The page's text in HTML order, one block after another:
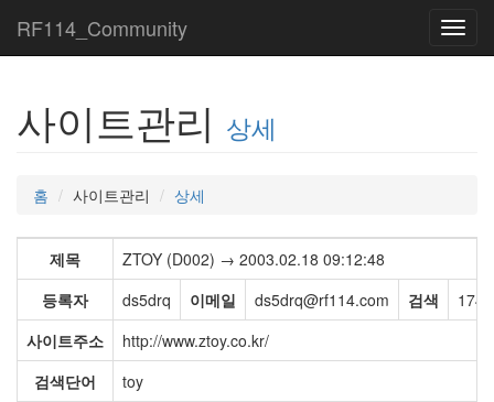
RF114_Community
사이트관리 상세
홈 사이트관리 상세
제목
ZTOY (D002) → 2003.02.18 09:12:48
등록자
ds5drq 이메일 ds5drq@rf114.com 검색
사이트주소
http://www.ztoy.co.kr/
검색단어
toy